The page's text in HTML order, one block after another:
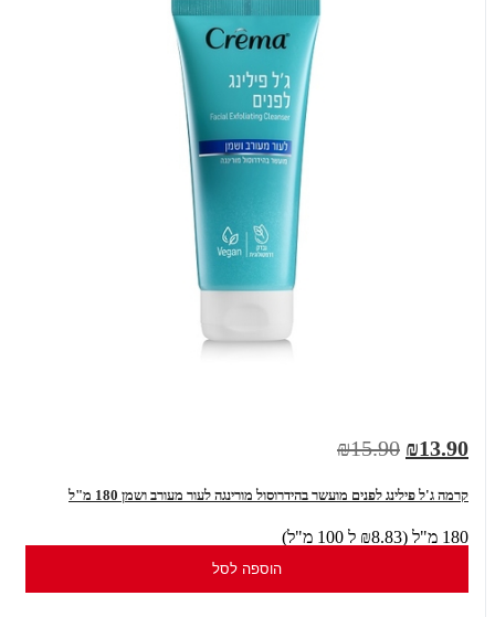
₪13.90
₪15.90
קרמה ג'ל פילינג לפנים מועשר בהידרוסול מורינגה לעור מעורב ושמן 180 מ"ל
180 מ"ל (₪8.83 ל 100 מ"ל)
הוספה לסל